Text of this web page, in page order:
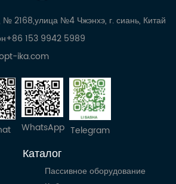
2168,улица №4 Чжэнхэ, г. сиань, Китай
153 9942 5989
ika.com
WhatsApp Telegram
Каталог
Пассивное оборудование